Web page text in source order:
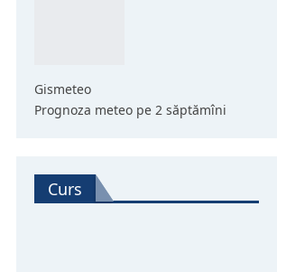
Gismeteo
Prognoza meteo pe 2 săptămîni
Curs